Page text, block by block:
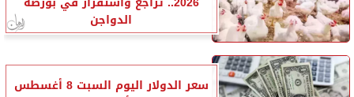
الدواجن
سعر الدولار اليوم السبت 8 أغسطس